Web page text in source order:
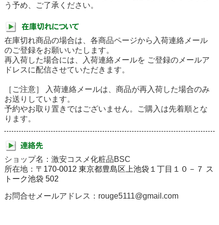
う予め、ご了承ください。
在庫切れ商品の場合は、各商品ページから入荷連絡メール
のご登録をお願いいたします。
再入荷した場合には、入荷連絡メールを ご登録のメールア
ドレスに配信させていただきます。
［ご注意］ 入荷連絡メールは、商品が再入荷した場合のみ
お送りしています。
予約やお取り置きではございません。ご購入は先着順とな
ります。
ショップ名：激安コスメ化粧品BSC
所在地： 〒170-0012 東京都豊島区上池袋１丁目１０－７ ス
トーク池袋 502
お問合せメールアドレス：rouge5111@gmail.com